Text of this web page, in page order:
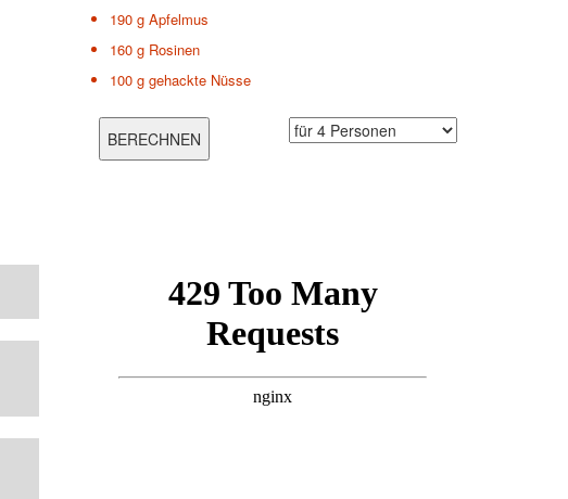
190 g Apfelmus
160 g Rosinen
100 g gehackte Nüsse